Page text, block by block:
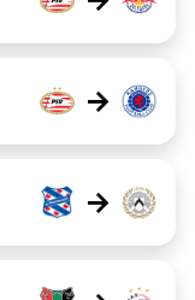
→
→